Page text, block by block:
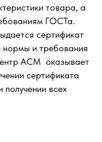
товара, а
ГОСТа.
сертификат
нормы и требования
АСМ оказывает
сертификата
получении всех